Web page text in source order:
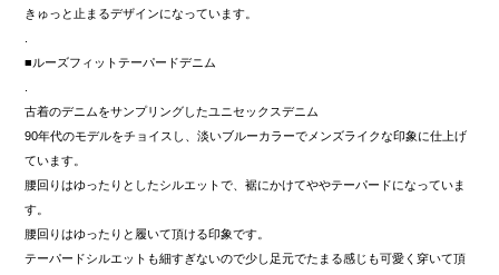
きゅっと止まるデザインになっています。
■ルーズフィットテーパードデニム
古着のデニムをサンプリングしたユニセックスデニム
90年代のモデルをチョイスし、淡いブルーカラーでメンズライクな印象に仕上げ
ています。
腰回りはゆったりとしたシルエットで、裾にかけてややテーパードになっていま
す。
腰回りはゆったりと履いて頂ける印象です。
テーパードシルエットも細すぎないので少し足元でたまる感じも可愛く穿いて頂